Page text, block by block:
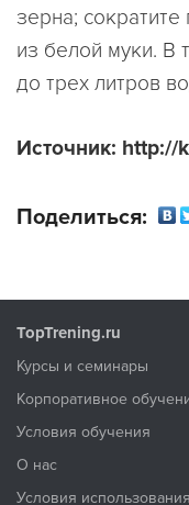
зерна;
из белой муки. В
до трех литров
Источник: http://
Поделиться:
TopTrening.ru
Курсы и семинары
Корпоративное
Условия обучения
О нас
Условия использования